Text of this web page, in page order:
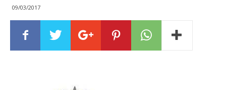
09/03/2017